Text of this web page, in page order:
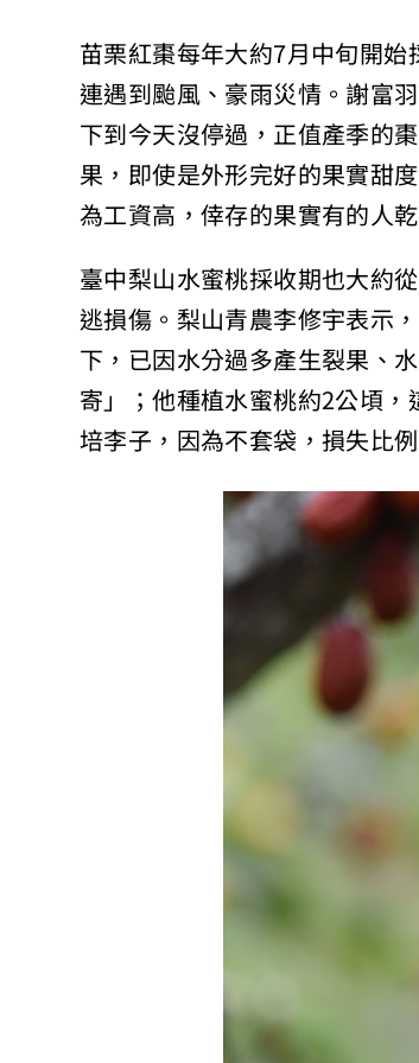
苗栗紅棗每年大約7月中旬開
連遇到颱風、豪雨災情。謝富
下到今天沒停過，正值產季的
果，即使是外形完好的果實甜
為工資高，倖存的果實有的人
臺中梨山水蜜桃採收期也大約
逃損傷。梨山青農李修宇表示
下，已因水分過多產生裂果、
寄」；他種植水蜜桃約2公頃
培李子，因為不套袋，損失比